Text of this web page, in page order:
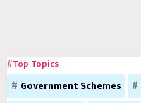
#Top Topics
Government Schemes